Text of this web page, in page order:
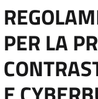
PER LA